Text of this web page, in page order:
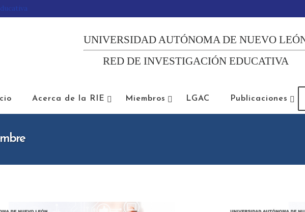
UNIVERSIDAD AUTÓNOMA DE NUEVO
RED DE INVESTIGACIÓN EDUCATIVA
Acerca de la RIE Miembros LGAC Publicaciones